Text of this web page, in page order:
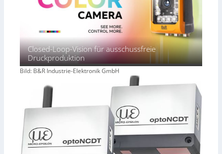
Closed-Loop-Vision für ausschussfreie
Druckproduktion
Bild: B&R Industrie-Elektronik GmbH